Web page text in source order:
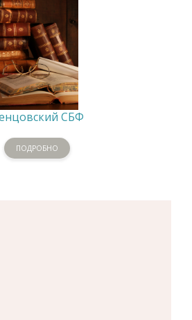
СБФ
ПОДРОБНО